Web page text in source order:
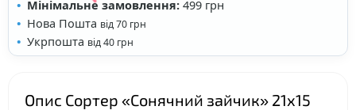
Мінімальне замовлення: 499 грн
Нова Пошта від 70 грн
Укрпошта від 40 грн
Опис Сортер «Сонячний зайчик» 21х15